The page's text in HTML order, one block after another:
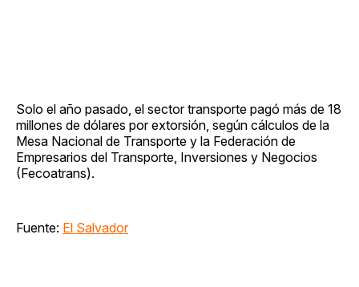
Solo el año pasado, el sector transporte pagó más de 18
millones de dólares por extorsión, según cálculos de la
Mesa Nacional de Transporte y la Federación de
Empresarios del Transporte, Inversiones y Negocios
(Fecoatrans).
Fuente: El Salvador